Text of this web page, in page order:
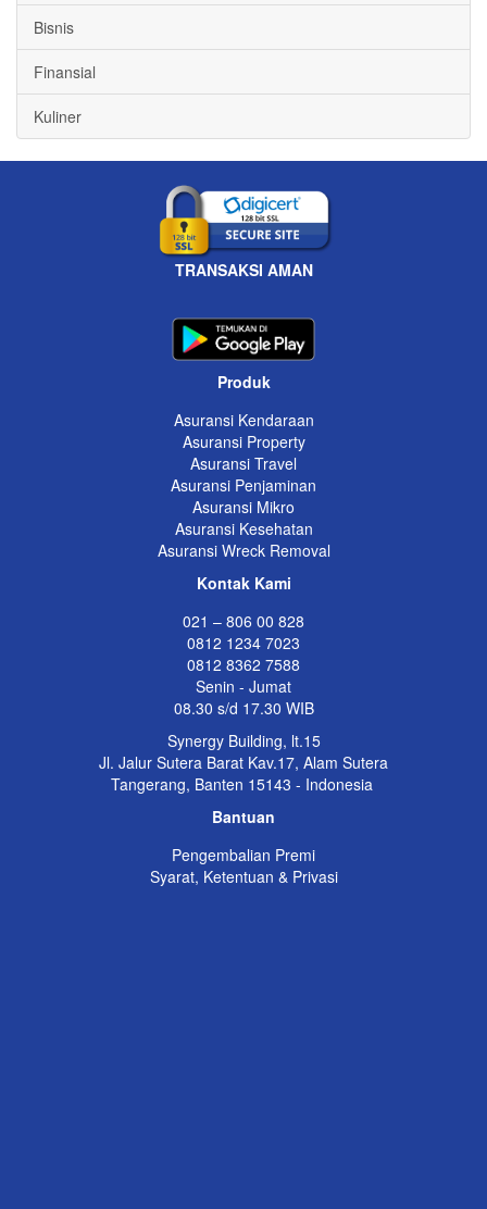
Bisnis
Finansial
Kuliner
TRANSAKSI AMAN
Produk
Asuransi Kendaraan
Asuransi Property
Asuransi Travel
Asuransi Penjaminan
Asuransi Mikro
Asuransi Kesehatan
Asuransi Wreck Removal
Kontak Kami
021 – 806 00 828
0812 1234 7023
0812 8362 7588
Senin - Jumat
08.30 s/d 17.30 WIB
Synergy Building, lt.15
Jl. Jalur Sutera Barat Kav.17, Alam Sutera
Tangerang, Banten 15143 - Indonesia
Bantuan
Pengembalian Premi
Syarat, Ketentuan & Privasi